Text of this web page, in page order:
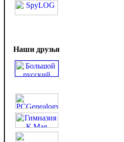
Наши друзья